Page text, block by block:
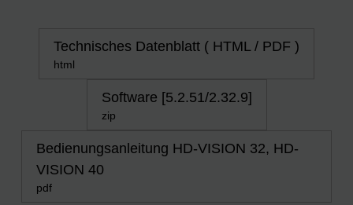
Technisches Datenblatt ( HTML / PDF )
html
Software [5.2.51/2.32.9]
zip
Bedienungsanleitung HD-VISION 32, HD-
VISION 40
pdf